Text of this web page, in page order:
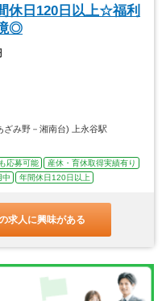
休日120日以上☆福利
◎
み野－湘南台) 上永谷駅
応募可能
産休・育休取得実績有り
中 年間休日120日以上
求人に興味がある